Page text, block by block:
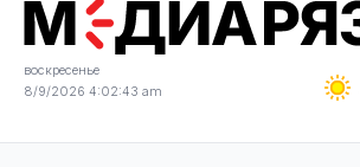
воскресенье
8/9/2026 4:02:43 am